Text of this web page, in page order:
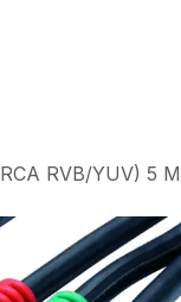
RVB/YUV) 5